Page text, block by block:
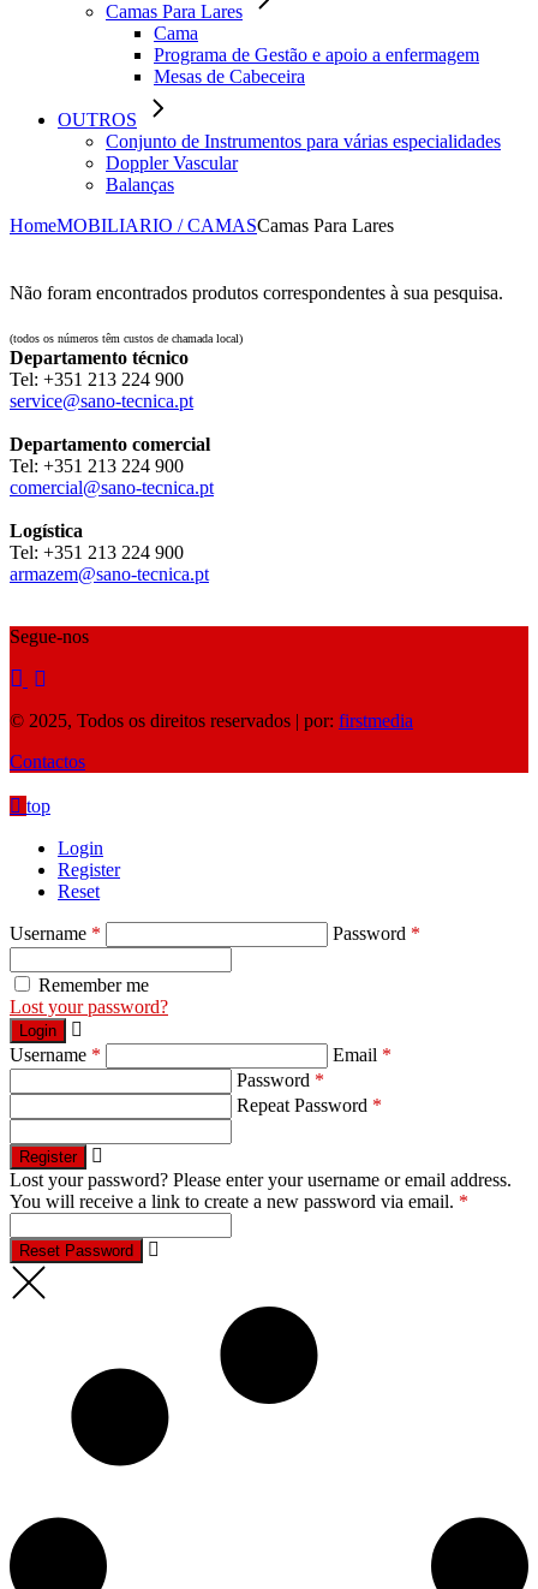
Camas Para Lares
Cama
Programa de Gestão e apoio a enfermagem
Mesas de Cabeceira
OUTROS
Conjunto de Instrumentos para várias especialidades
Doppler Vascular
Balanças
HomeMOBILIARIO / CAMASCamas Para Lares
Não foram encontrados produtos correspondentes à sua pesquisa.
(todos os números têm custos de chamada local)
Departamento técnico
Tel: ‪+351 213 224 900‬
service@sano-tecnica.pt
Departamento comercial
Tel: ‪+351 213 224 900‬
comercial@sano-tecnica.pt
Logística
Tel: ‪+351 213 224 900‬
armazem@sano-tecnica.pt
Segue-nos
© 2025, Todos os direitos reservados | por: firstmedia
Contactos
top
Login
Register
Reset
Username * Password *
Remember me
Lost your password?
Login
Username * Email *
Password *
Repeat Password *
Register
Lost your password? Please enter your username or email address.
You will receive a link to create a new password via email. *
Reset Password